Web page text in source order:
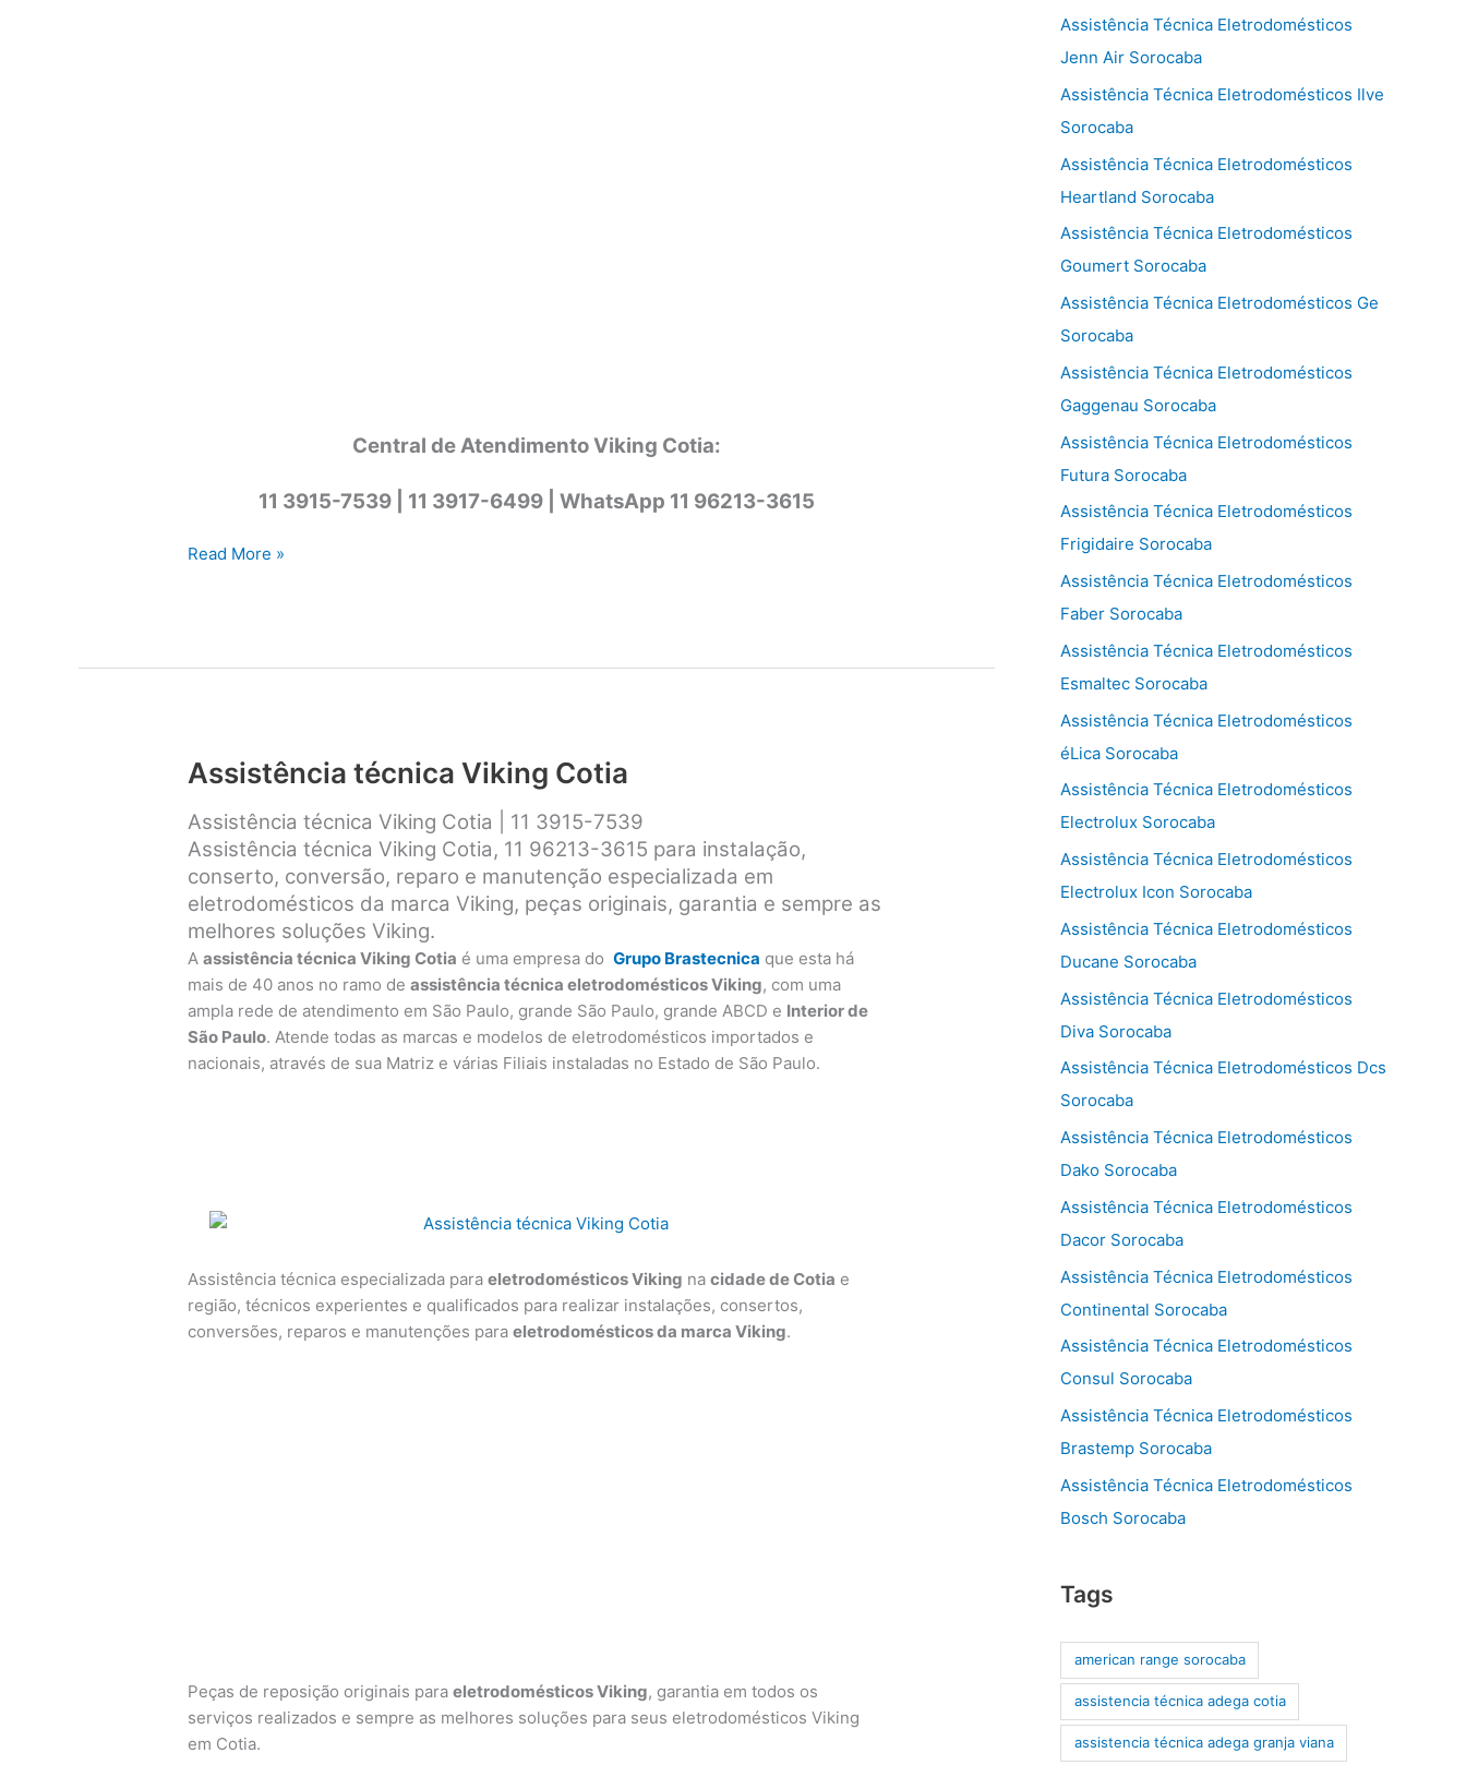
Central de Atendimento Viking Cotia:
11 3915-7539 | 11 3917-6499 | WhatsApp 11 96213-3615
Assistência
Read More »
Assistência técnica Viking Cotia
Assistência técnica Viking Cotia | 11 3915-7539
Assistência técnica Viking Cotia, 11 96213-3615 para instalação,
conserto, conversão, reparo e manutenção especializada em
eletrodomésticos da marca Viking, peças originais, garantia e sempre as
melhores soluções Viking.
Aassistência técnica Viking Cotia é uma empresa doGrupo Brastecnica que esta há
mais de 40 anos no ramo deassistência técnica eletrodomésticos Viking, com uma
ampla rede de atendimento em São Paulo, grande São Paulo, grande ABCD e Interior de
São Paulo. Atende todas as marcas e modelos de eletrodomésticos importados e
nacionais, através de sua Matriz e várias Filiais instaladas no Estado de São Paulo.
Assistência técnica especializada paraeletrodomésticos Viking nacidade de Cotia e
região, técnicos experientes e qualificados para realizar instalações, consertos,
conversões, reparos e manutenções paraeletrodomésticos da marca Viking.
Peças de reposição originais paraeletrodomésticos Viking, garantia em todos os
serviços realizados e sempre as melhores soluções para seus eletrodomésticos Viking
em Cotia.
Assistência Técnica Eletrodomésticos
Jenn Air Sorocaba
Assistência Técnica Eletrodomésticos Ilve
Sorocaba
Assistência Técnica Eletrodomésticos
Heartland Sorocaba
Assistência Técnica Eletrodomésticos
Goumert Sorocaba
Assistência Técnica Eletrodomésticos Ge
Sorocaba
Assistência Técnica Eletrodomésticos
Gaggenau Sorocaba
Assistência Técnica Eletrodomésticos
Futura Sorocaba
Assistência Técnica Eletrodomésticos
Frigidaire Sorocaba
Assistência Técnica Eletrodomésticos
Faber Sorocaba
Assistência Técnica Eletrodomésticos
Esmaltec Sorocaba
Assistência Técnica Eletrodomésticos
éLica Sorocaba
Assistência Técnica Eletrodomésticos
Electrolux Sorocaba
Assistência Técnica Eletrodomésticos
Electrolux Icon Sorocaba
Assistência Técnica Eletrodomésticos
Ducane Sorocaba
Assistência Técnica Eletrodomésticos
Diva Sorocaba
Assistência Técnica Eletrodomésticos Dcs
Sorocaba
Assistência Técnica Eletrodomésticos
Dako Sorocaba
Assistência Técnica Eletrodomésticos
Dacor Sorocaba
Assistência Técnica Eletrodomésticos
Continental Sorocaba
Assistência Técnica Eletrodomésticos
Consul Sorocaba
Assistência Técnica Eletrodomésticos
Brastemp Sorocaba
Assistência Técnica Eletrodomésticos
Bosch Sorocaba
Tags
american range sorocaba
assistencia técnica adega cotia
assistencia técnica adega granja viana